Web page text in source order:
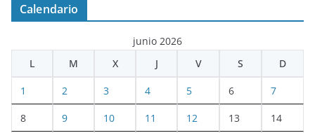
Calendario
junio 2026
L
M X J V S D
1 2 3 4 5 6 7
8 9 10 11 12 13 14